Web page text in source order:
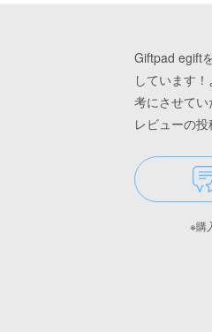
Giftpad egift
しています
考にさせてい
レビューの
※購